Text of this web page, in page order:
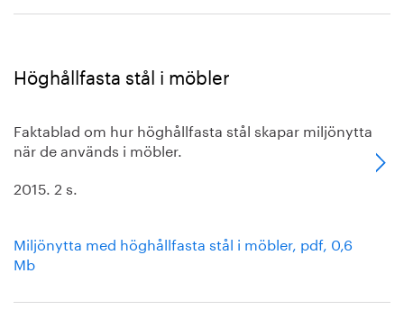
Höghållfasta stål i möbler
Faktablad om hur höghållfasta stål skapar miljönytta
när de används i möbler.
2015. 2 s.
Miljönytta med höghållfasta stål i möbler, pdf, 0,6
Mb